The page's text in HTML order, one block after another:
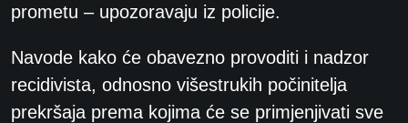
prometu – upozoravaju iz policije.
Navode kako će obavezno provoditi i nadzor
recidivista, odnosno višestrukih počinitelja
prekršaja prema kojima će se primjenjivati sve